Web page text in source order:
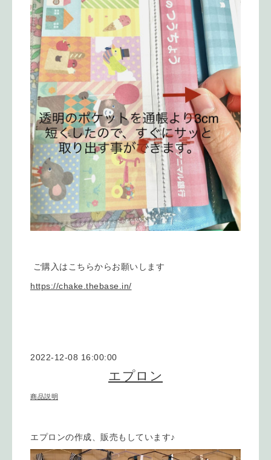
ご購入はこちらからお願いします
https://chake.thebase.in/
2022-12-08 16:00:00
エプロン
商品説明
エプロンの作成、販売もしています♪